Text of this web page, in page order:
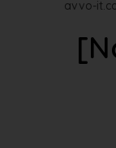
avvo-